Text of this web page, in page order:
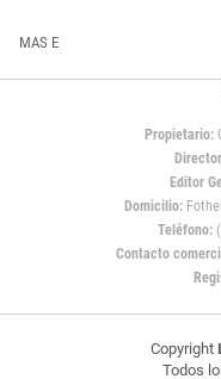
MAS E
Propietario:
Editor
Domicilio:
Teléfono:
Contacto
Copyright
Todos